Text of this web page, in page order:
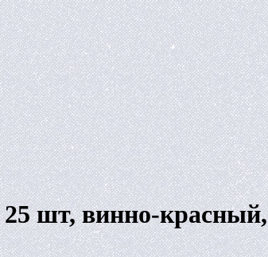
шт, винно-красный,